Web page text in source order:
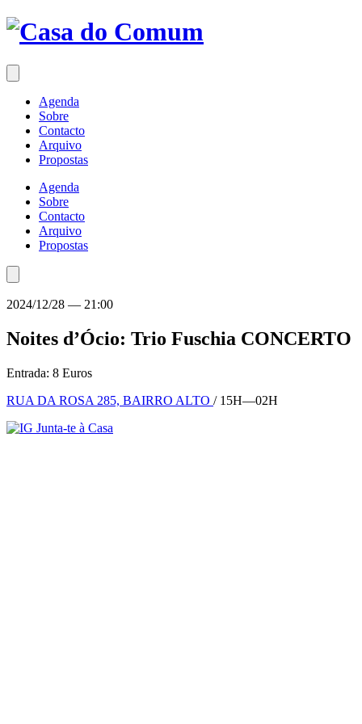
Saltar
para
conteúdo
Agenda
Sobre
Contacto
Arquivo
Propostas
Agenda
Sobre
Contacto
Arquivo
Propostas
2024/12/28 — 21:00
Noites d’Ócio: Trio Fuschia CONCERTO
Entrada: 8 Euros
RUA DA ROSA 285, BAIRRO ALTO / 15H—02H
Junta-te à Casa